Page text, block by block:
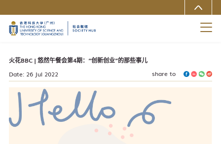
UNIVERSITY NEWS
ABOUT HKUST(GZ)
火花BBC | 悠然午餐会第4期：“创新创业”的那些事儿
Date: 26 Jul 2022
share to